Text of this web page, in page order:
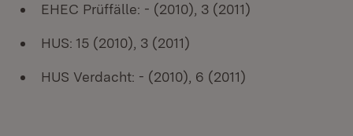
EHEC Prüffälle: - (2010), 3 (2011)
HUS: 15 (2010), 3 (2011)
HUS Verdacht: - (2010), 6 (2011)